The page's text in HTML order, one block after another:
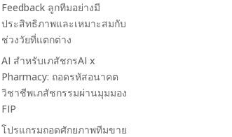
Feedback ลูกทีมอย่างมี
ประสิทธิภาพและเหมาะสมกับ
ช่วงวัยที่แตกต่าง
AI สำหรับเภสัชกรAI x
Pharmacy: ถอดรหัสอนาคต
วิชาชีพเภสัชกรรมผ่านมุมมอง
FIP
โปรแกรมถอดศักยภาพทีมขาย